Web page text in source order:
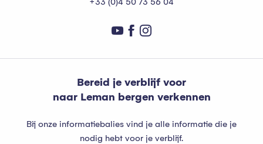
Bereid je verblijf voor
naar Leman bergen verkennen
Bij onze informatiebalies vind je alle informatie die je
nodig hebt voor je verblijf.